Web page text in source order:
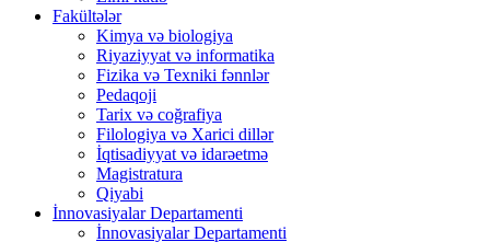
Fakültələr
Kimya və biologiya
Riyaziyyat və informatika
Fizika və Texniki fənnlər
Pedaqoji
Tarix və coğrafiya
Filologiya və Xarici dillər
İqtisadiyyat və idarəetmə
Magistratura
Qiyabi
İnnovasiyalar Departamenti
İnnovasiyalar Departamenti